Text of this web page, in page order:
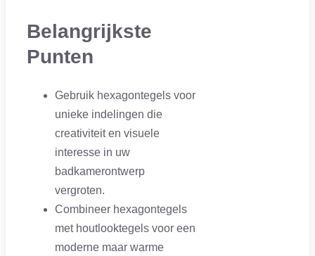
Belangrijkste
Punten
Gebruik hexagontegels voor
unieke indelingen die
creativiteit en visuele
interesse in uw
badkamerontwerp
vergroten.
Combineer hexagontegels
met houtlooktegels voor een
moderne maar warme